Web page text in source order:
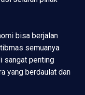
bisa berjalan
semuanya
sangat penting
yang berdaulat dan